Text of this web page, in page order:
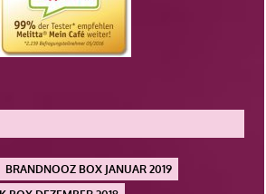
BRANDNOOZ BOX JANUAR 2019